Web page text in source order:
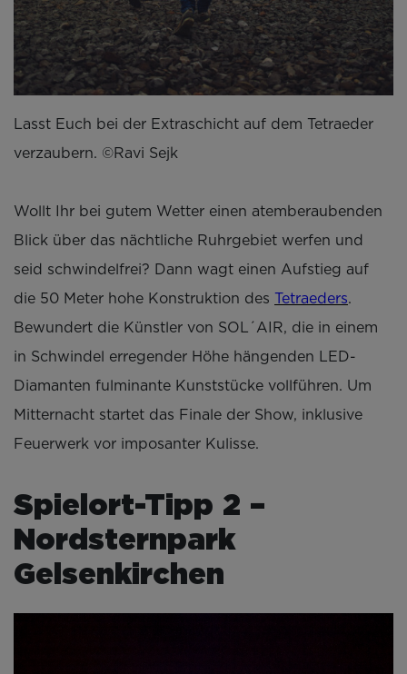
Lasst Euch bei der Extraschicht auf dem Tetraeder
verzaubern. ©Ravi Sejk
Wollt Ihr bei gutem Wetter einen atemberaubenden
Blick über das nächtliche Ruhrgebiet werfen und
seid schwindelfrei? Dann wagt einen Aufstieg auf
die 50 Meter hohe Konstruktion des
Tetraeders.
Bewundert die Künstler von SOL´AIR, die in einem
in Schwindel erregender Höhe hängenden LED-
Diamanten fulminante Kunststücke vollführen. Um
Mitternacht startet das Finale der Show, inklusive
Feuerwerk vor imposanter Kulisse.
Spielort-Tipp 2 –
Nordsternpark
Gelsenkirchen